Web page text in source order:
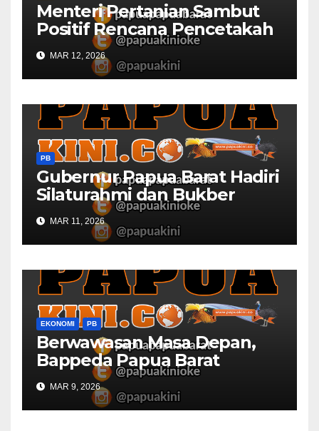
Menteri Pertanian Sambut
Positif Rencana Pencetakah
Sawah dan Ladang di Papua
Barat
MAR 12, 2026
PB
Gubernur Papua Barat Hadiri
Silaturahmi dan Bukber
Bersama DPR RI dan
Mendagri di IPDN
MAR 11, 2026
EKONOMI PB
Berwawasan Masa Depan,
Bappeda Papua Barat
Konsultasi Publik RKPD 2027
MAR 9, 2026